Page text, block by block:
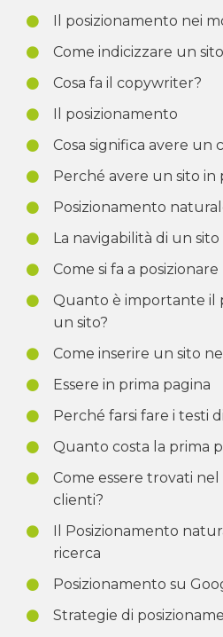
Il posizionamento nei
Come indicizzare un sito
Cosa fa il copywriter?
Il posizionamento
Cosa significa avere un
Perché avere un sito in
Posizionamento
La navigabilità di un sito
Come si fa a posizionare
Quanto è importante il
un sito?
Come inserire un sito
Essere in prima pagina
Perché farsi fare i testi
Quanto costa la prima
Come essere trovati
clienti?
Il Posizionamento
ricerca
Posizionamento su
Strategie di